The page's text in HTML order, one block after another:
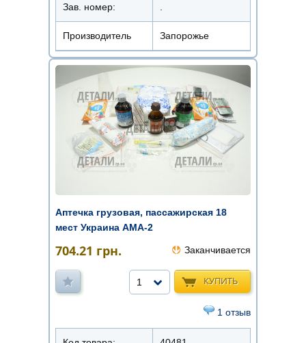
Зав. номер:
Производитель Запорожье
Аптечка грузовая, пассажирская 18
мест Украина АМА-2
704.21 грн. Заканчивается
КУПИТЬ
1
1 отзыв